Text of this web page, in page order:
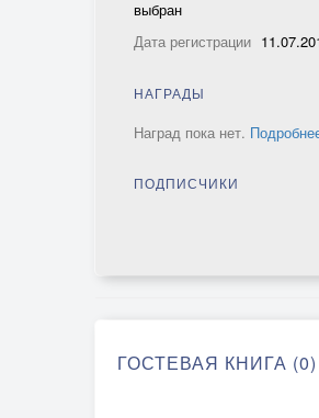
выбран
Дата регистрации
НАГРАДЫ
Наград пока нет.
ПОДПИСЧИКИ
ГОСТЕВАЯ КНИГА (0)